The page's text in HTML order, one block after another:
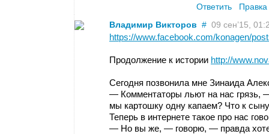
Ответить
Правка
Владимир Викторов # 09 сен’15,
https://www.facebook.com/konagen/
Продолжение к истории http://
Сегодня позвонила мне Зинаида
— Комментаторы льют на нас грязь,
мы картошку одну капаем? Что к
Теперь в интернете такое про нас
— Но вы же, — говорю, — правда